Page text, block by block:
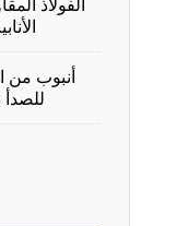
الفولاذ
أنبوب من